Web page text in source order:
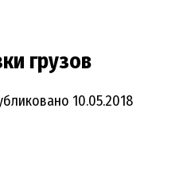
грузов
10.05.2018